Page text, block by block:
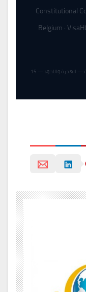
Constitutional
Belgium ·
© 2026 شبكة المدار الإعلامية الأوروبية — نشرة خاصة — الهجرة واللجوء — 15